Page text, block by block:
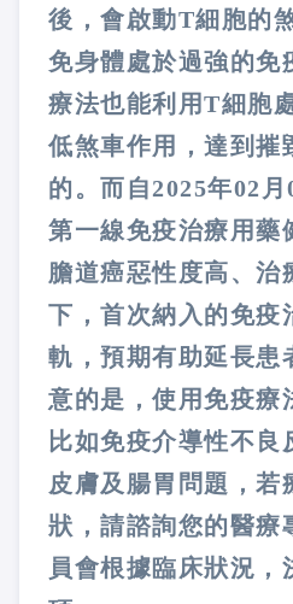
後，會啟動T細胞的
免身體處於過強的免
療法也能利用T細胞
低煞車作用，達到摧
的。而自2025年02
第一線免疫治療用藥
膽道癌惡性度高、治
下，首次納入的免疫
軌，預期有助延長患
意的是，使用免疫療
比如免疫介導性不良
皮膚及腸胃問題，若
狀，請諮詢您的醫療
員會根據臨床狀況，